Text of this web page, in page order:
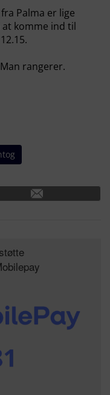
Palma er lige
komme ind til
rangerer.